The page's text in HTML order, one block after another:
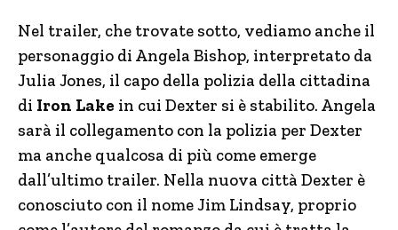
Nel trailer, che trovate sotto, vediamo anche il
personaggio di Angela Bishop, interpretato da
Julia Jones, il capo della polizia della cittadina
di Iron Lake in cui Dexter si è stabilito. Angela
sarà il collegamento con la polizia per Dexter
ma anche qualcosa di più come emerge
dall’ultimo trailer. Nella nuova città Dexter è
conosciuto con il nome Jim Lindsay, proprio